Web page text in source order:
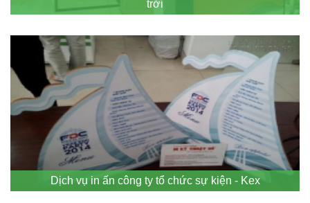
trời
Dịch vụ in ấn công ty tổ chức sự kiện - Kex